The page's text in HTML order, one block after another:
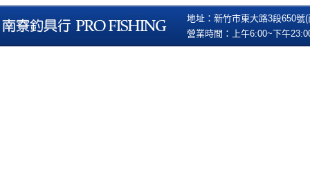
地址：新竹市東大路3段650
營業時間：上午6:00~下午